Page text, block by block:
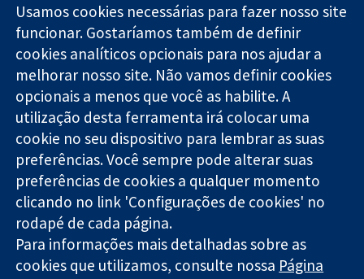
Evidências
confiáveis.
Decisões
informadas.
Melhor saúde.
11-13 Cavendish
Square
Londres
W1G 0AN
Reino Unido
Contato
Notícias
Assessoria de
imprensa
Sobre nós
Cochrane
Library
A Cochrane Collaboration é uma organização sem fins lucrativos
(caridade nº 1045921) e uma empresa limitada por garantia (nº
03044323) registrada na Inglaterra e no País de Gales.
Usamos cookies necessárias para fazer nosso site
funcionar. Gostaríamos também de definir
cookies analíticos opcionais para nos ajudar a
melhorar nosso site. Não vamos definir cookies
opcionais a menos que você as habilite. A
utilização desta ferramenta irá colocar uma
cookie no seu dispositivo para lembrar as suas
preferências. Você sempre pode alterar suas
preferências de cookies a qualquer momento
clicando no link 'Configurações de cookies' no
rodapé de cada página.
Para informações mais detalhadas sobre as
cookies que utilizamos, consulte nossa Página